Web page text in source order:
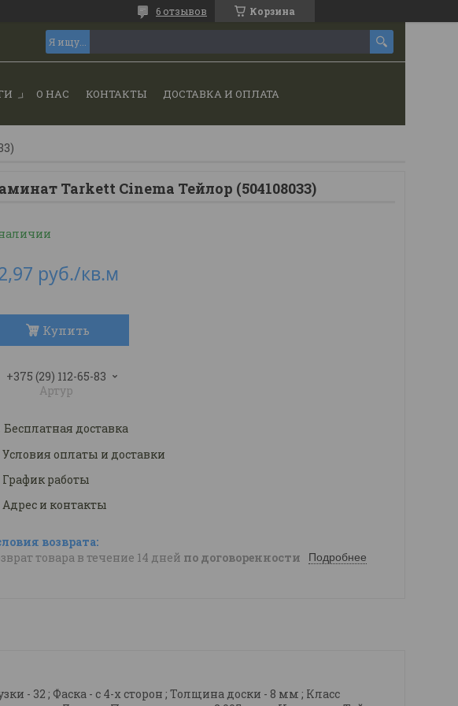
Корзина
6 отзывов
О НАС КОНТАКТЫ ДОСТАВКА И ОПЛАТА
Tarkett Cinema Тейлор (504108033)
руб./кв.м
Купить
+375 (29) 112-65-83
Артур
Бесплатная доставка
Условия оплаты и доставки
График работы
Адрес и контакты
товара в течение 14 дней по договоренности Подробнее
- 32 ; Фаска - с 4-х сторон ; Толщина доски - 8 мм ; Класс